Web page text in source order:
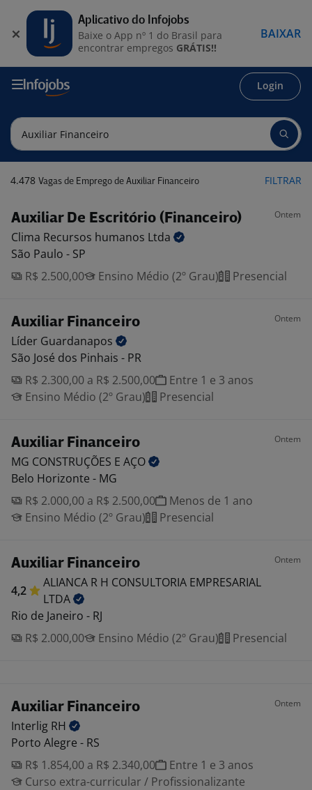
Login
4.478 Vagas de Emprego de Auxiliar Financeiro FILTRAR
Auxiliar De Escritório (Financeiro) Ontem
Clima Recursos humanos Ltda
São Paulo - SP
R$ 2.500,00
Ensino Médio (2º Grau) Presencial
Auxiliar Financeiro Ontem
Líder Guardanapos
São José dos Pinhais - PR
R$ 2.300,00 a R$ 2.500,00
Entre 1 e 3 anos
Ensino Médio (2º Grau)
Presencial
Auxiliar Financeiro Ontem
MG CONSTRUÇÕES E AÇO
Belo Horizonte - MG
R$ 2.000,00 a R$ 2.500,00
Menos de 1 ano
Ensino Médio (2º Grau)
Presencial
Auxiliar Financeiro Ontem
4,2
ALIANCA R H CONSULTORIA EMPRESARIAL
LTDA
Rio de Janeiro - RJ
R$ 2.000,00
Ensino Médio (2º Grau) Presencial
Auxiliar Financeiro Ontem
Interlig RH
Porto Alegre - RS
R$ 1.854,00 a R$ 2.340,00
Entre 1 e 3 anos
Curso extra-curricular / Profissionalizante
Aplicativo do Infojobs
Baixe o App nº 1 do Brasil para
encontrar empregos GRÁTIS!!
BAIXAR